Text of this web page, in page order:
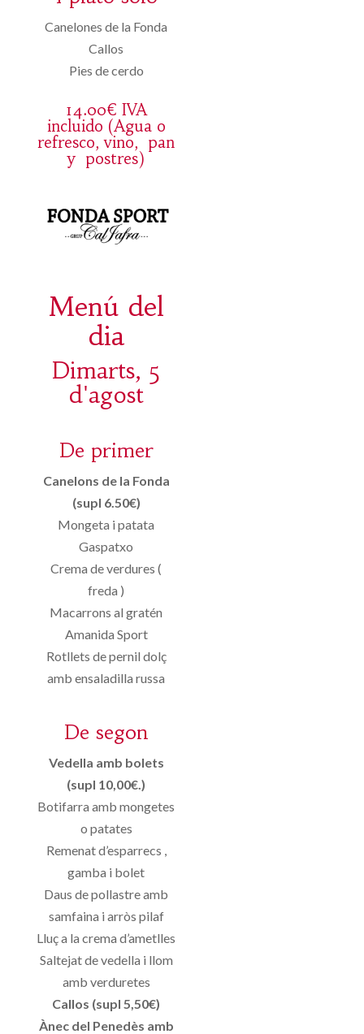
Canelones de la Fonda
Callos
Pies de cerdo
14.00€ IVA
incluido (Agua o
refresco, vino, pan
y postres)
Menú del
dia
Dimarts, 5
d'agost
De primer
Canelons de la Fonda
(supl 6.50€)
Mongeta i patata
Gaspatxo
Crema de verdures (
freda )
Macarrons al gratén
Amanida Sport
Rotllets de pernil dolç
amb ensaladilla russa
De segon
Vedella amb bolets
(supl 10,00€.)
Botifarra amb mongetes
o patates
Remenat d’esparrecs ,
gamba i bolet
Daus de pollastre amb
samfaina i arròs pilaf
Lluç a la crema d’ametlles
Saltejat de vedella i llom
amb verduretes
Callos (supl 5,50€)
Ànec del Penedès amb